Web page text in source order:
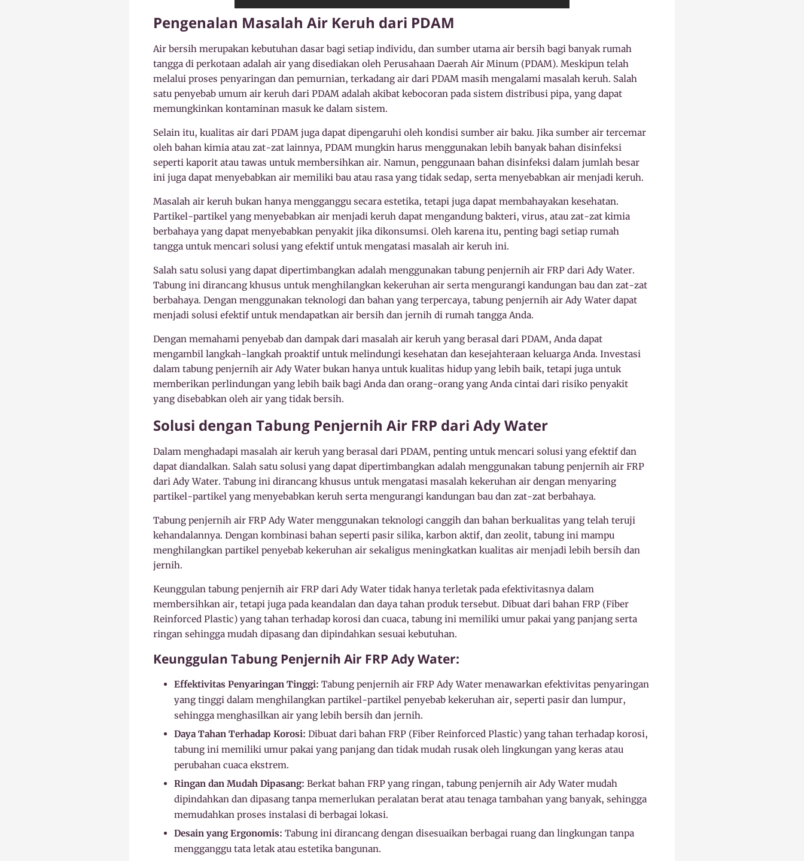
Pengenalan Masalah Air Keruh dari PDAM
Air bersih merupakan kebutuhan dasar bagi setiap individu, dan sumber utama air bersih bagi banyak rumah
tangga di perkotaan adalah air yang disediakan oleh Perusahaan Daerah Air Minum (PDAM). Meskipun telah
melalui proses penyaringan dan pemurnian, terkadang air dari PDAM masih mengalami masalah keruh. Salah
satu penyebab umum air keruh dari PDAM adalah akibat kebocoran pada sistem distribusi pipa, yang dapat
memungkinkan kontaminan masuk ke dalam sistem.
Selain itu, kualitas air dari PDAM juga dapat dipengaruhi oleh kondisi sumber air baku. Jika sumber air tercemar
oleh bahan kimia atau zat-zat lainnya, PDAM mungkin harus menggunakan lebih banyak bahan disinfeksi
seperti kaporit atau tawas untuk membersihkan air. Namun, penggunaan bahan disinfeksi dalam jumlah besar
ini juga dapat menyebabkan air memiliki bau atau rasa yang tidak sedap, serta menyebabkan air menjadi keruh.
Masalah air keruh bukan hanya mengganggu secara estetika, tetapi juga dapat membahayakan kesehatan.
Partikel-partikel yang menyebabkan air menjadi keruh dapat mengandung bakteri, virus, atau zat-zat kimia
berbahaya yang dapat menyebabkan penyakit jika dikonsumsi. Oleh karena itu, penting bagi setiap rumah
tangga untuk mencari solusi yang efektif untuk mengatasi masalah air keruh ini.
Salah satu solusi yang dapat dipertimbangkan adalah menggunakan tabung penjernih air FRP dari Ady Water.
Tabung ini dirancang khusus untuk menghilangkan kekeruhan air serta mengurangi kandungan bau dan zat-zat
berbahaya. Dengan menggunakan teknologi dan bahan yang terpercaya, tabung penjernih air Ady Water dapat
menjadi solusi efektif untuk mendapatkan air bersih dan jernih di rumah tangga Anda.
Dengan memahami penyebab dan dampak dari masalah air keruh yang berasal dari PDAM, Anda dapat
mengambil langkah-langkah proaktif untuk melindungi kesehatan dan kesejahteraan keluarga Anda. Investasi
dalam tabung penjernih air Ady Water bukan hanya untuk kualitas hidup yang lebih baik, tetapi juga untuk
memberikan perlindungan yang lebih baik bagi Anda dan orang-orang yang Anda cintai dari risiko penyakit
yang disebabkan oleh air yang tidak bersih.
Solusi dengan Tabung Penjernih Air FRP dari Ady Water
Dalam menghadapi masalah air keruh yang berasal dari PDAM, penting untuk mencari solusi yang efektif dan
dapat diandalkan. Salah satu solusi yang dapat dipertimbangkan adalah menggunakan tabung penjernih air FRP
dari Ady Water. Tabung ini dirancang khusus untuk mengatasi masalah kekeruhan air dengan menyaring
partikel-partikel yang menyebabkan keruh serta mengurangi kandungan bau dan zat-zat berbahaya.
Tabung penjernih air FRP Ady Water menggunakan teknologi canggih dan bahan berkualitas yang telah teruji
kehandalannya. Dengan kombinasi bahan seperti pasir silika, karbon aktif, dan zeolit, tabung ini mampu
menghilangkan partikel penyebab kekeruhan air sekaligus meningkatkan kualitas air menjadi lebih bersih dan
jernih.
Keunggulan tabung penjernih air FRP dari Ady Water tidak hanya terletak pada efektivitasnya dalam
membersihkan air, tetapi juga pada keandalan dan daya tahan produk tersebut. Dibuat dari bahan FRP (Fiber
Reinforced Plastic) yang tahan terhadap korosi dan cuaca, tabung ini memiliki umur pakai yang panjang serta
ringan sehingga mudah dipasang dan dipindahkan sesuai kebutuhan.
Keunggulan Tabung Penjernih Air FRP Ady Water:
Effektivitas Penyaringan Tinggi: Tabung penjernih air FRP Ady Water menawarkan efektivitas penyaringan
yang tinggi dalam menghilangkan partikel-partikel penyebab kekeruhan air, seperti pasir dan lumpur,
sehingga menghasilkan air yang lebih bersih dan jernih.
Daya Tahan Terhadap Korosi: Dibuat dari bahan FRP (Fiber Reinforced Plastic) yang tahan terhadap korosi,
tabung ini memiliki umur pakai yang panjang dan tidak mudah rusak oleh lingkungan yang keras atau
perubahan cuaca ekstrem.
Ringan dan Mudah Dipasang: Berkat bahan FRP yang ringan, tabung penjernih air Ady Water mudah
dipindahkan dan dipasang tanpa memerlukan peralatan berat atau tenaga tambahan yang banyak, sehingga
memudahkan proses instalasi di berbagai lokasi.
Desain yang Ergonomis: Tabung ini dirancang dengan disesuaikan berbagai ruang dan lingkungan tanpa
mengganggu tata letak atau estetika bangunan.